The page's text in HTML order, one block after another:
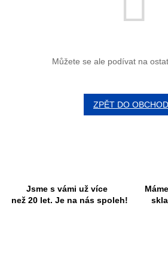
Můžete se ale podívat na
ZPĚT DO
Jsme s vámi už více
než 20 let. Je na nás spoleh!